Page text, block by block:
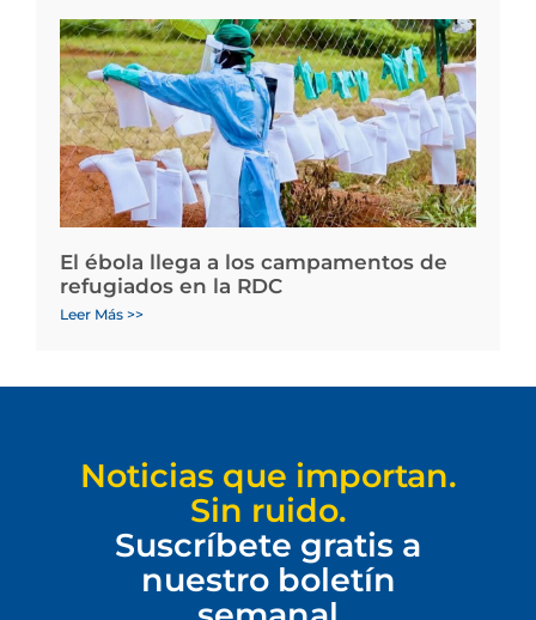
El ébola llega a los campamentos de
refugiados en la RDC
Leer Más >>
Noticias que importan.
Sin ruido.
Suscríbete gratis a
nuestro boletín